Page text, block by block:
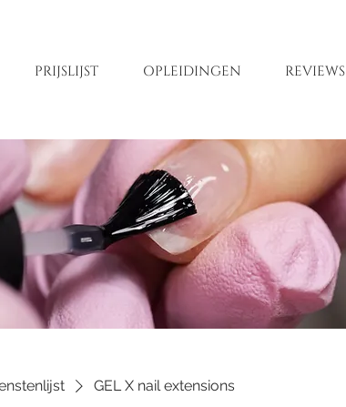
PRIJSLIJST OPLEIDINGEN REVIEWS
GEL X nail extensions